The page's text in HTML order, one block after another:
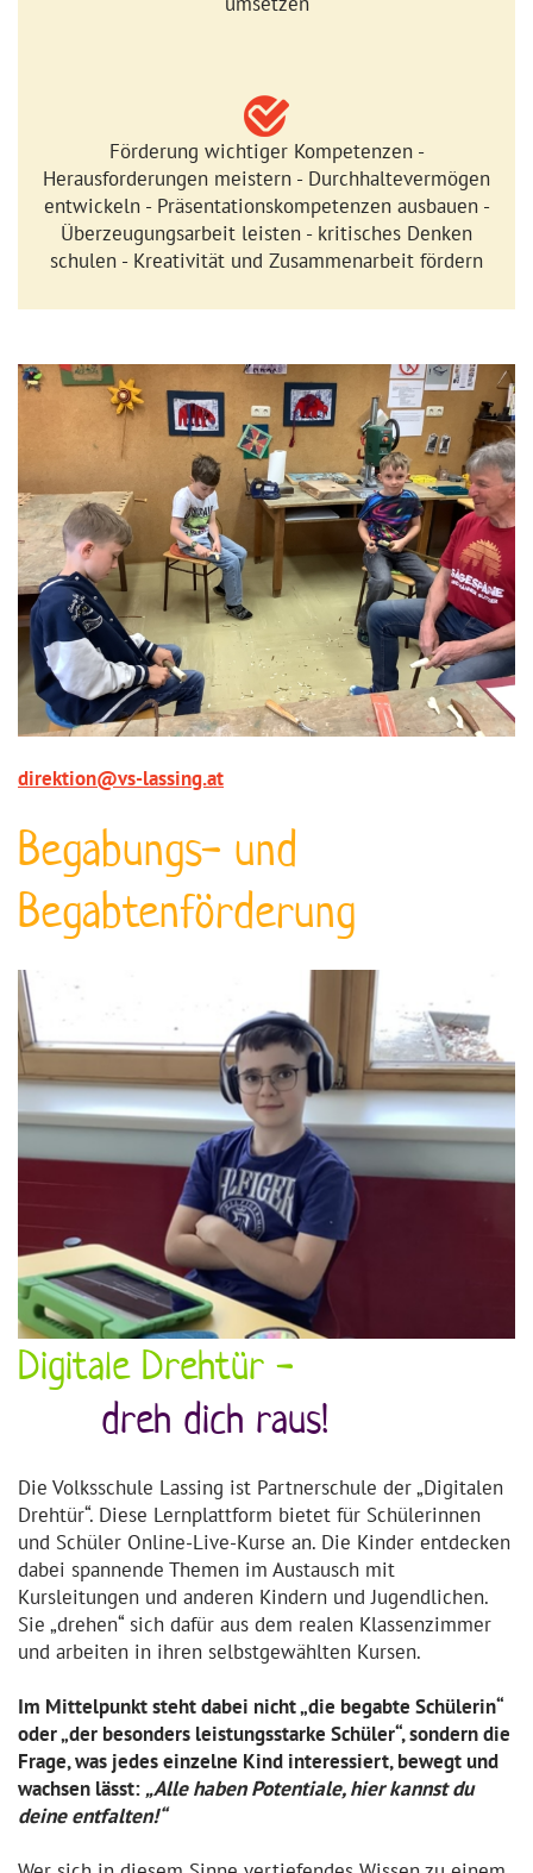
Förderung wichtiger Kompetenzen -
Herausforderungen meistern - Durchhaltevermögen
entwickeln - Präsentationskompetenzen ausbauen -
Überzeugungsarbeit leisten - kritisches Denken
schulen - Kreativität und Zusammenarbeit fördern
direktion@vs-lassing.at
Begabungs- und
Begabtenförderung
Digitale Drehtür -
dreh dich raus!
Die Volksschule Lassing ist Partnerschule der „Digitalen
Drehtür“. Diese Lernplattform bietet für Schülerinnen
und Schüler Online-Live-Kurse an. Die Kinder entdecken
dabei spannende Themen im Austausch mit
Kursleitungen und anderen Kindern und Jugendlichen.
Sie „drehen“ sich dafür aus dem realen Klassenzimmer
und arbeiten in ihren selbstgewählten Kursen.
Im Mittelpunkt steht dabei nicht „die begabte Schülerin“
oder „der besonders leistungsstarke Schüler“, sondern die
Frage, was jedes einzelne Kind interessiert, bewegt und
wachsen lässt: „Alle haben Potentiale, hier kannst du
deine entfalten!“